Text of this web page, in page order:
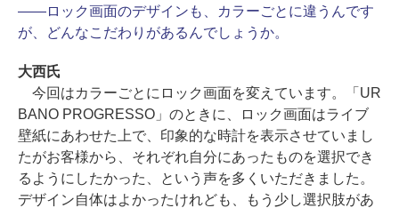
――ロック画面のデザインも、カラーごとに違うんです
が、どんなこだわりがあるんでしょうか。
大西氏
今回はカラーごとにロック画面を変えています。「UR
BANO PROGRESSO」のときに、ロック画面はライブ
壁紙にあわせた上で、印象的な時計を表示させていまし
たがお客様から、それぞれ自分にあったものを選択でき
るようにしたかった、という声を多くいただきました。
デザイン自体はよかったけれども、もう少し選択肢があ